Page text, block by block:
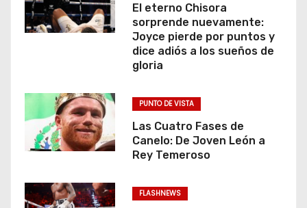
El eterno Chisora
sorprende nuevamente:
Joyce pierde por puntos y
dice adiós a los sueños de
gloria
PUNTO DE VISTA
Las Cuatro Fases de
Canelo: De Joven León a
Rey Temeroso
FLASHNEWS